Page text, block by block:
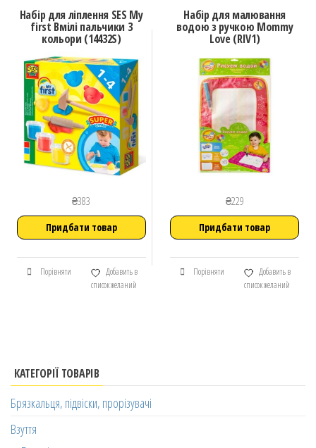
Набір для ліплення SES My
first Вмілі пальчики 3
кольори (14432S)
₴383
Придбати товар
Порівняти
Добавить в
список желаний
Набір для малювання
водою з ручкою Mommy
Love (RIV1)
₴229
Придбати товар
Порівняти
Добавить в
список желаний
КАТЕГОРІЇ ТОВАРІВ
Брязкальця, підвіски, прорізувачі
Взуття